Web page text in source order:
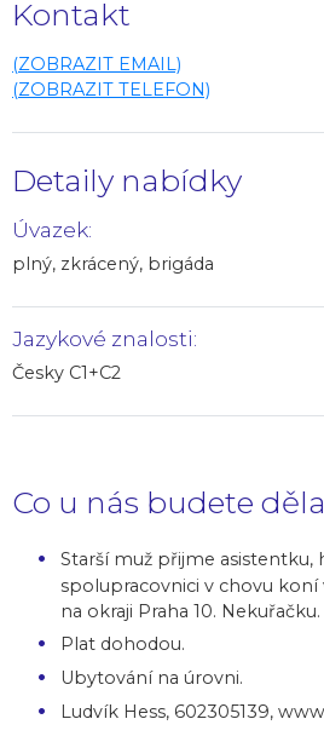
Kontakt
(ZOBRAZIT EMAIL)
(ZOBRAZIT TELEFON)
Detaily nabídky
Úvazek:
plný, zkrácený, brigáda
Jazykové znalosti:
Česky C1+C2
Co u nás budete
Starší muž přijme asistentku,
spolupracovnici v chovu
na okraji Praha 10. Nekuřačku.
Plat dohodou.
Ubytování na úrovni.
Ludvík Hess, 602305139,